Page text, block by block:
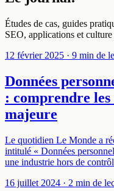
Études de cas, guides
SEO, applications et
12 février 2025 · 9 min de
Données
: comprendre les
majeure
Le quotidien Le Monde a
intitulé « Données
une industrie hors de
16 juillet 2024 · 2 min de